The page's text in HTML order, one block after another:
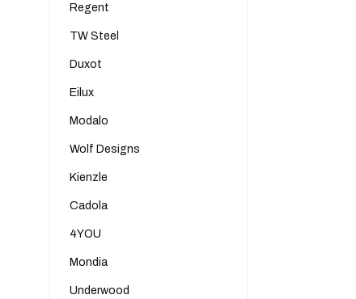
Regent
TW Steel
Duxot
Eilux
Modalo
Wolf Designs
Kienzle
Cadola
4YOU
Mondia
Underwood